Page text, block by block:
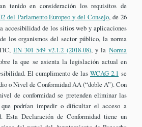
tenido en consideración los requisitos de
del Parlamento Europeo y del Consejo, de 26
accesibilidad de los sitios web y aplicaciones
los organismos del sector público, la norma
EN 301 549 v2.1.2 (2018-08), y la Norma
la que se asienta la legislación actual en
El cumplimento de las WCAG 2.1 se
o Nivel de Conformidad AA (“doble A”). Con
de conformidad se pretenden eliminar las
podrían impedir o dificultar el acceso a
Esta Declaración de Conformidad tiene un